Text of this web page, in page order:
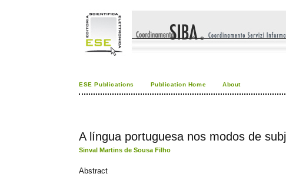
ESE Publications Publication Home About
A língua portuguesa nos modos de
Sinval Martins de Sousa Filho
Abstract